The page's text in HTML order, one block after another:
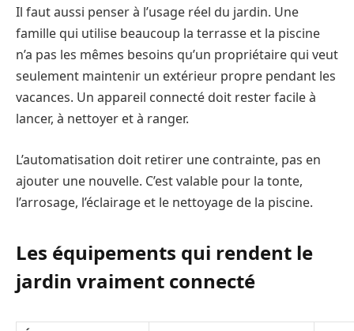
Il faut aussi penser à l’usage réel du jardin. Une
famille qui utilise beaucoup la terrasse et la piscine
n’a pas les mêmes besoins qu’un propriétaire qui veut
seulement maintenir un extérieur propre pendant les
vacances. Un appareil connecté doit rester facile à
lancer, à nettoyer et à ranger.
L’automatisation doit retirer une contrainte, pas en
ajouter une nouvelle. C’est valable pour la tonte,
l’arrosage, l’éclairage et le nettoyage de la piscine.
Les équipements qui rendent le
jardin vraiment connecté